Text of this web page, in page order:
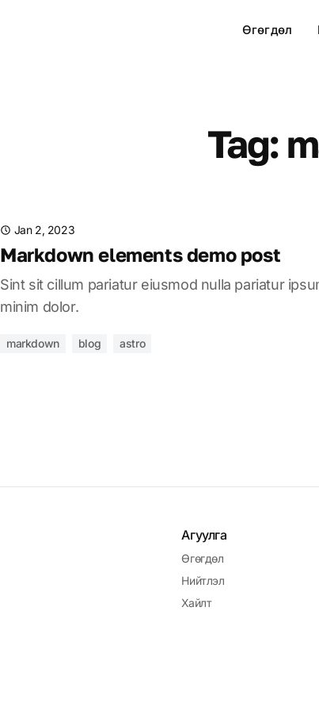
Өгөгдөл
Tag:
Jan 2, 2023
Markdown elements demo post
Sint sit cillum pariatur eiusmod nulla pariatur
minim dolor.
markdown blog astro
Агуулга
Өгөгдөл
Нийтлэл
Хайлт